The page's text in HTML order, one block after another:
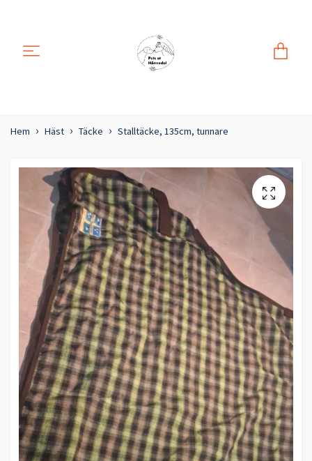
Hem Häst Täcke Stalltäcke, 135cm, tunnare